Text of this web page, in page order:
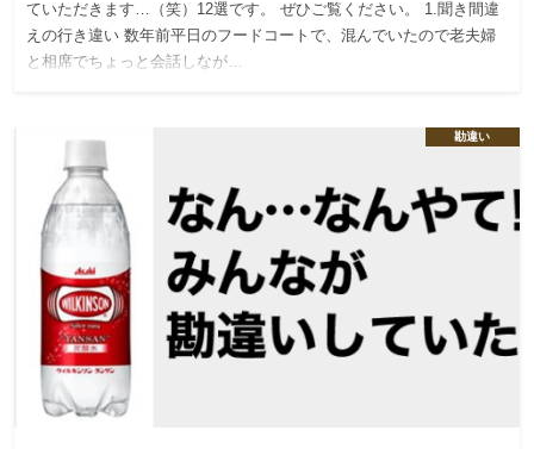
ていただきます…（笑）12選です。 ぜひご覧ください。 1.聞き間違
えの行き違い 数年前平日のフードコートで、混んでいたので老夫婦
と相席でちょっと会話しなが…
勘違い